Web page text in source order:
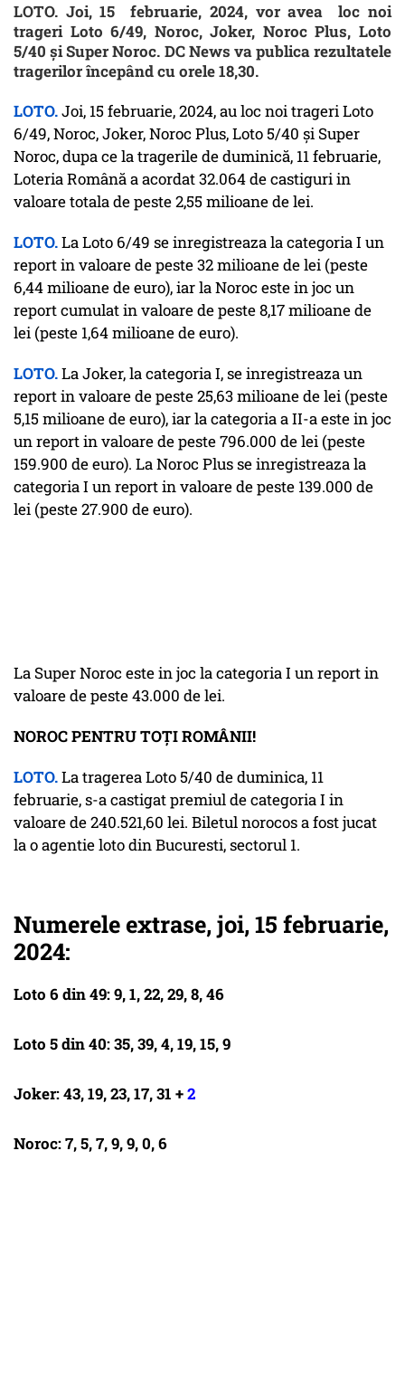
LOTO. Joi, 15 februarie, 2024, vor avea loc noi
trageri Loto 6/49, Noroc, Joker, Noroc Plus, Loto
5/40 și Super Noroc. DC News va publica rezultatele
tragerilor începând cu orele 18,30.
LOTO.Joi, 15 februarie, 2024, au loc noi trageri Loto
6/49, Noroc, Joker, Noroc Plus, Loto 5/40 și Super
Noroc, dupa ce la tragerile de duminică, 11 februarie,
Loteria Română a acordat 32.064 de castiguri in
valoare totala de peste 2,55 milioane de lei.
LOTO.La Loto 6/49 se inregistreaza la categoria I un
report in valoare de peste 32 milioane de lei (peste
6,44 milioane de euro), iar la Noroc este in joc un
report cumulat in valoare de peste 8,17 milioane de
lei (peste 1,64 milioane de euro).
LOTO.La Joker, la categoria I, se inregistreaza un
report in valoare de peste 25,63 milioane de lei (peste
5,15 milioane de euro), iar la categoria a II-a este in joc
un report in valoare de peste 796.000 de lei (peste
159.900 de euro). La Noroc Plus se inregistreaza la
categoria I un report in valoare de peste 139.000 de
lei (peste 27.900 de euro).
La Super Noroc este in joc la categoria I un report in
valoare de peste 43.000 de lei.
NOROC PENTRU TOȚI ROMÂNII!
LOTO.La tragerea Loto 5/40 de duminica, 11
februarie, s-a castigat premiul de categoria I in
valoare de 240.521,60 lei. Biletul norocos a fost jucat
la o agentie loto din Bucuresti, sectorul 1.
Numerele extrase, joi, 15 februarie,
2024:
Loto 6 din 49: 9, 1, 22, 29, 8, 46
Loto 5 din 40: 35, 39, 4, 19, 15, 9
Joker: 43, 19, 23, 17, 31 +2
Noroc: 7, 5, 7, 9, 9, 0, 6